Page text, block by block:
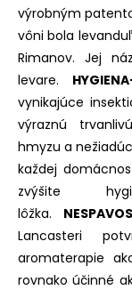
výrobným
vôni bola
Rimanov. Jej
levare.
vynikajúce
výraznú
hmyzu a
každej
zvýšite
lôžka.
Lancasteri
aromaterapie
rovnako účinné